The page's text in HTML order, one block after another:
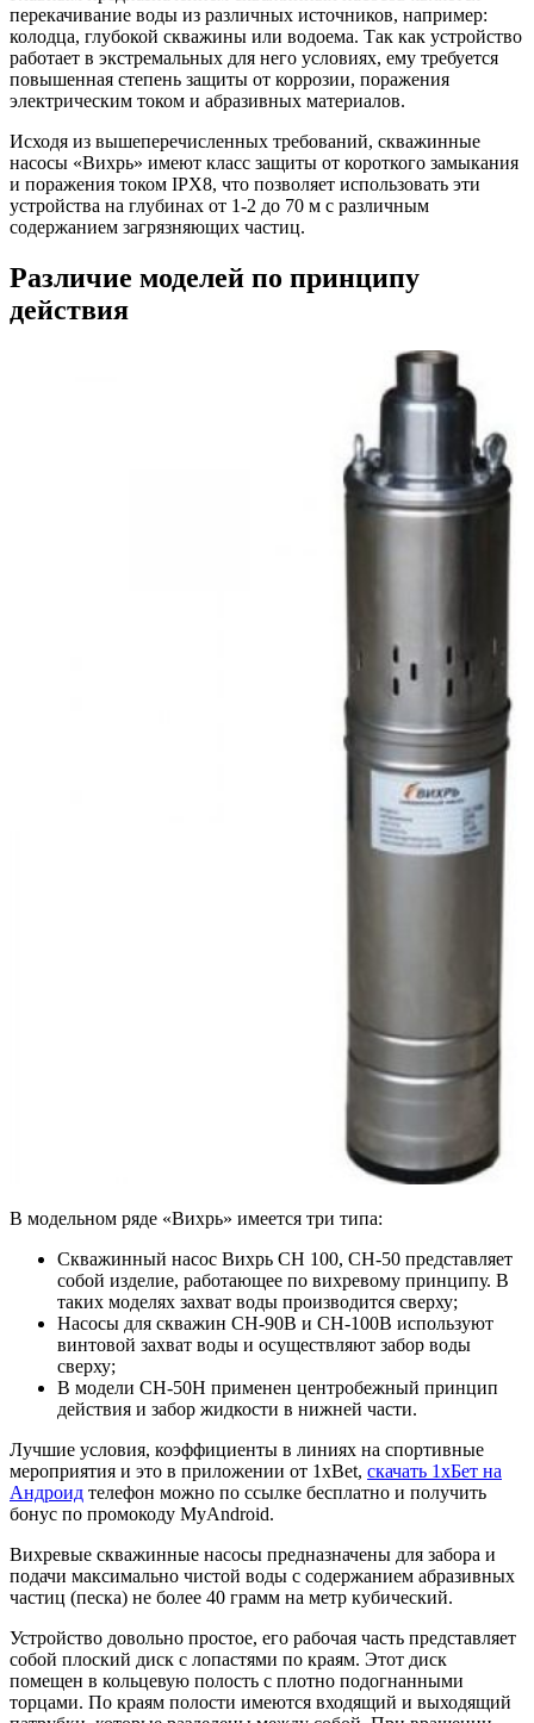
перекачивание воды из различных источников, например:
колодца, глубокой скважины или водоема. Так как устройство
работает в экстремальных для него условиях, ему требуется
повышенная степень защиты от коррозии, поражения
электрическим током и абразивных материалов.
Исходя из вышеперечисленных требований, скважинные
насосы «Вихрь» имеют класс защиты от короткого замыкания
и поражения током IPX8, что позволяет использовать эти
устройства на глубинах от 1-2 до 70 м с различным
содержанием загрязняющих частиц.
Различие моделей по принципу
действия
В модельном ряде «Вихрь» имеется три типа:
Скважинный насос Вихрь СН 100, СН-50 представляет
собой изделие, работающее по вихревому принципу. В
таких моделях захват воды производится сверху;
Насосы для скважин СН-90В и СН-100В используют
винтовой захват воды и осуществляют забор воды
сверху;
В модели СН-50Н применен центробежный принцип
действия и забор жидкости в нижней части.
Лучшие условия, коэффициенты в линиях на спортивные
мероприятия и это в приложении от 1xBet, скачать 1хБет на
Андроид телефон можно по ссылке бесплатно и получить
бонус по промокоду MyAndroid.
Вихревые скважинные насосы предназначены для забора и
подачи максимально чистой воды с содержанием абразивных
частиц (песка) не более 40 грамм на метр кубический.
Устройство довольно простое, его рабочая часть представляет
собой плоский диск с лопастями по краям. Этот диск
помещен в кольцевую полость с плотно подогнанными
торцами. По краям полости имеются входящий и выходящий